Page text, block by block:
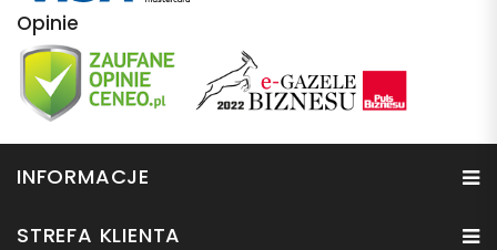
Opinie
INFORMACJE
STREFA KLIENTA